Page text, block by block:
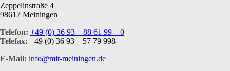
Zeppelinstraße 4
98617 Meiningen
Telefon: +49 (0) 36 93 – 88 61 99 – 0
Telefax: +49 (0) 36 93 – 57 79 998
E-Mail: info@mit-meiningen.de